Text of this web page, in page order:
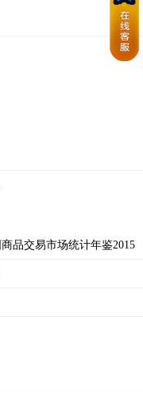
品交易市场统计年鉴2015